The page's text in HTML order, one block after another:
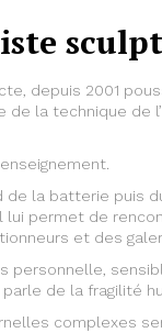
depuis 2001
de la technique de
de la batterie puis
lui permet de
et des
personnelle,
de la fragilité
complexes